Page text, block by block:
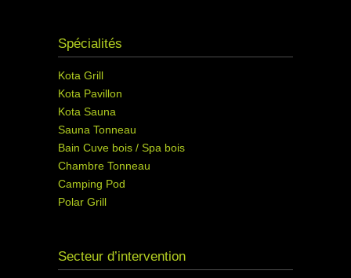
Spécialités
Kota Grill
Kota Pavillon
Kota Sauna
Sauna Tonneau
Bain Cuve bois / Spa bois
Chambre Tonneau
Camping Pod
Polar Grill
Secteur d’intervention